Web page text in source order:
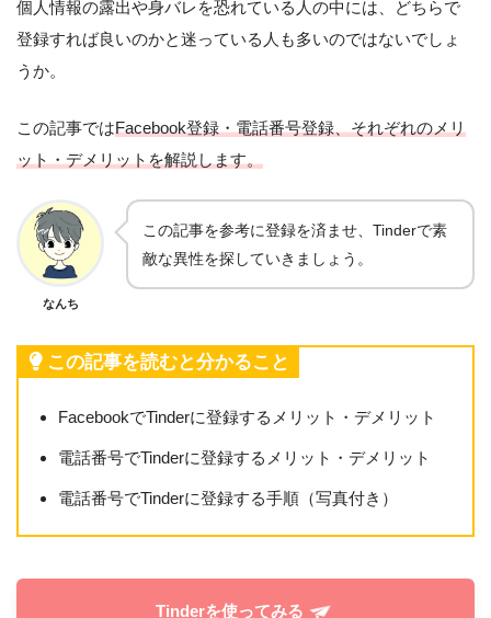
個人情報の露出や身バレを恐れている人の中には、どちらで
登録すれば良いのかと迷っている人も多いのではないでしょ
うか。
この記事ではFacebook登録・電話番号登録、それぞれのメリ
ット・デメリットを解説します。
なんち
この記事を参考に登録を済ませ、Tinderで素
敵な異性を探していきましょう。
この記事を読むと分かること
FacebookでTinderに登録するメリット・デメリット
電話番号でTinderに登録するメリット・デメリット
電話番号でTinderに登録する手順（写真付き）
Tinderを使ってみる